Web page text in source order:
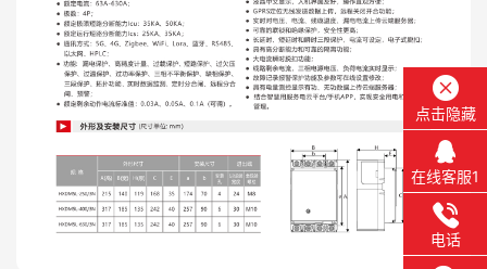
点击隐藏
在线客服1
电话